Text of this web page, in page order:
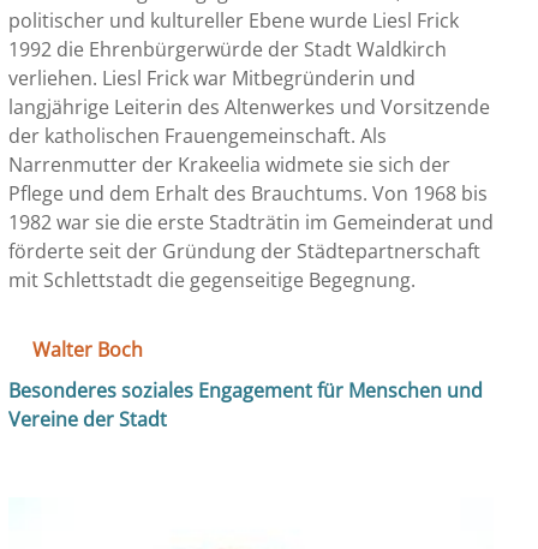
politischer und kultureller Ebene wurde Liesl Frick
1992 die Ehrenbürgerwürde der Stadt Waldkirch
verliehen. Liesl Frick war Mitbegründerin und
langjährige Leiterin des Altenwerkes und Vorsitzende
der katholischen Frauengemeinschaft. Als
Narrenmutter der Krakeelia widmete sie sich der
Pflege und dem Erhalt des Brauchtums. Von 1968 bis
1982 war sie die erste Stadträtin im Gemeinderat und
förderte seit der Gründung der Städtepartnerschaft
mit Schlettstadt die gegenseitige Begegnung.
Walter Boch
Besonderes soziales Engagement für Menschen und
Vereine der Stadt